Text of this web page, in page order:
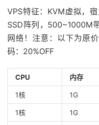
VPS特征：KVM虚拟，
SSD阵列，500~1000M
网络！注意：以下为原
码：20%OFF
CPU 内存
1核 1G
1核 1G